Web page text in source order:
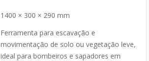
1400 × 300 × 290 mm
Ferramenta para escavação e
movimentação de solo ou vegetação leve,
ideal para bombeiros e sapadores em